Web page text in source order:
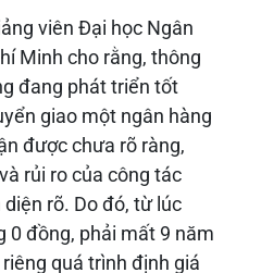
viên Đại học Ngân
Minh cho rằng, thông
đang phát triển tốt
giao một ngân hàng
được chưa rõ ràng,
rủi ro của công tác
rõ. Do đó, từ lúc
0 đồng, phải mất 9 năm
quá trình định giá